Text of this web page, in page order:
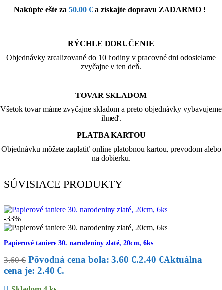
Nakúpte ešte za 50.00 € a získajte dopravu ZADARMO !
RÝCHLE DORUČENIE
Objednávky zrealizované do 10 hodiny v pracovné dni odosielame
zvyčajne v ten deň.
TOVAR SKLADOM
Všetok tovar máme zvyčajne skladom a preto objednávky vybavujeme
ihneď.
PLATBA KARTOU
Objednávku môžete zaplatiť online platobnou kartou, prevodom alebo
na dobierku.
SÚVISIACE PRODUKTY
-33%
Papierové taniere 30. narodeniny zlaté, 20cm, 6ks
3.60€ Pôvodná cena bola: 3.60 €.2.40 €Aktuálna
cena je: 2.40 €.